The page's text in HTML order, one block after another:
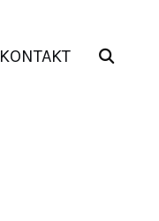
KONTAKT